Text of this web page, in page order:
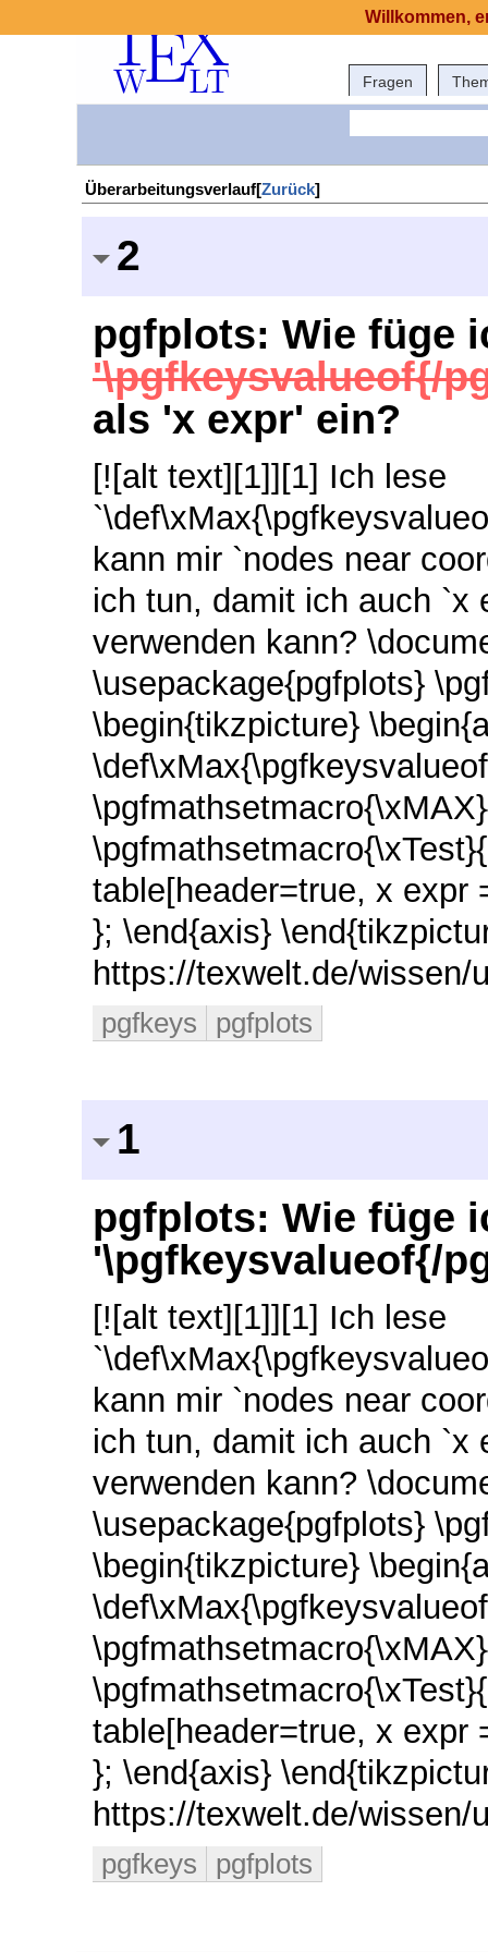
Fragen
Überarbeitungsverlauf[Zurück]
2
pgfplots: Wie füge
'\pgfkeysvalueof{/
als 'x expr' ein?
[![alt text][1]][1] Ich lese
kann mir `nodes near
ich tun, damit ich auch `x
verwenden kann?
\usepackage{pgfplots}
\begin{tikzpicture}
table[header=true, x expr
}; \end{axis}
https://texwelt.de/wissen/
pgfkeys pgfplots
1
pgfplots: Wie füge
'\pgfkeysvalueof{/
[![alt text][1]][1] Ich lese
kann mir `nodes near
ich tun, damit ich auch `x
verwenden kann?
\usepackage{pgfplots}
\begin{tikzpicture}
table[header=true, x expr
}; \end{axis}
https://texwelt.de/wissen/
pgfkeys pgfplots
Willkommen,